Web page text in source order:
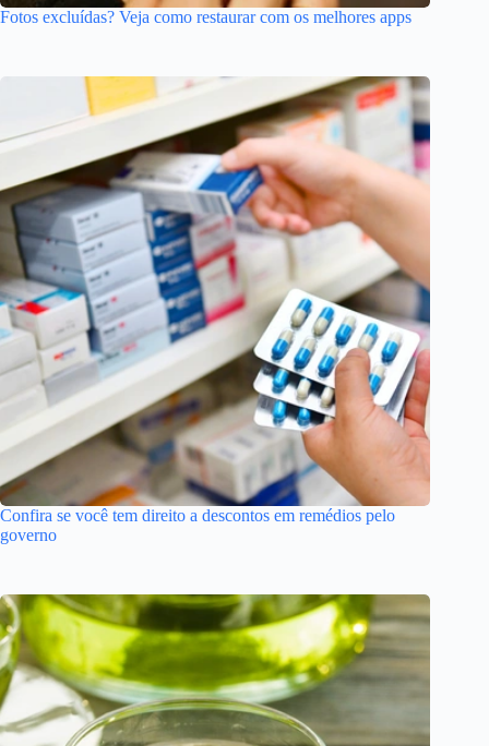
Fotos excluídas? Veja como restaurar com os melhores apps
Confira se você tem direito a descontos em remédios pelo
governo